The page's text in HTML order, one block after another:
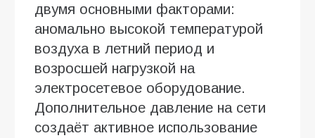
двумя основными факторами:
аномально высокой температурой
воздуха в летний период и
возросшей нагрузкой на
электросетевое оборудование.
Дополнительное давление на сети
создаёт активное использование